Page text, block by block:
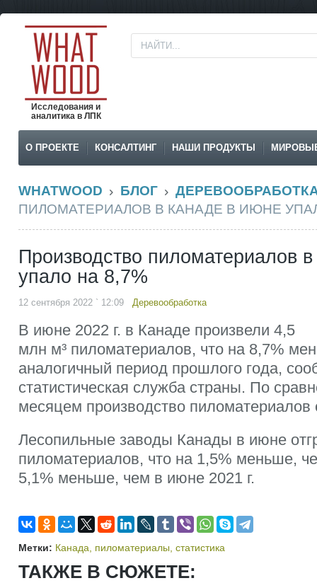
Исследования и
аналитика в ЛПК
О ПРОЕКТЕ КОНСАЛТИНГ НАШИ ПРОДУКТЫ
WHATWOOD БЛОГ
ПИЛОМАТЕРИАЛОВ В КАНАДЕ В ИЮНЕ
Производство пиломатериалов
упало на 8,7%
12 сентября 2022 ` 12:09 Деревообработка
В июне 2022 г. в Канаде произвели 4,5
млн м³ пиломатериалов, что на 8,7%
аналогичный период прошлого года,
статистическая служба страны. По
месяцем производство пиломатериалов
Лесопильные заводы Канады в июне
пиломатериалов, что на 1,5% меньше,
5,1% меньше, чем в июне 2021 г.
Метки: Канада пиломатериалы статистика
ТАКЖЕ В СЮЖЕТЕ: